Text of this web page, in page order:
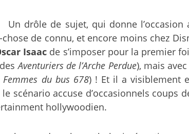
Un drôle de sujet, qui donne l’occasion
de connu, et encore moins chez
Isaac de s’imposer pour la premier
Aventuriers de l’Arche Perdue), mais
Femmes du bus 678) ! Et il a visiblement
scénario accuse d’occasionnels
hollywoodien.